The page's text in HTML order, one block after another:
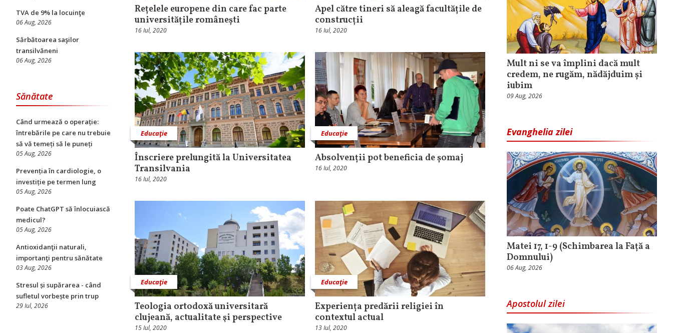
TVA de 9% la locuinţe
06 Aug, 2026
Sărbătoarea saşilor
transilvăneni
06 Aug, 2026
Sănătate
Când urmează o operație:
întrebările pe care nu trebuie
să vă temeți să le puneți
05 Aug, 2026
Prevenția în cardiologie, o
investiție pe termen lung
05 Aug, 2026
Poate ChatGPT să înlocuiască
medicul?
05 Aug, 2026
Antioxidanţii naturali,
importanţi pentru sănătate
03 Aug, 2026
Stresul și supărarea - când
sufletul vorbește prin trup
29 Iul, 2026
Rețelele europene din care fac parte
universitățile românești
16 Iul, 2020
Apel către tineri să aleagă facultățile de
construcții
16 Iul, 2020
Educaţie
Înscriere prelungită la Universitatea
Transilvania
16 Iul, 2020
Educaţie
Absolvenții pot beneficia de șomaj
16 Iul, 2020
Educaţie
Teologia ortodoxă universitară
clujeană, actualitate şi perspective
15 Iul, 2020
Educaţie
Experiența predării religiei în
contextul actual
13 Iul, 2020
Mult ni se va împlini dacă mult
credem, ne rugăm, nădăjduim și
iubim
09 Aug, 2026
Evanghelia zilei
Matei 17, 1-9 (Schimbarea la Față a
Domnului)
06 Aug, 2026
Apostolul zilei